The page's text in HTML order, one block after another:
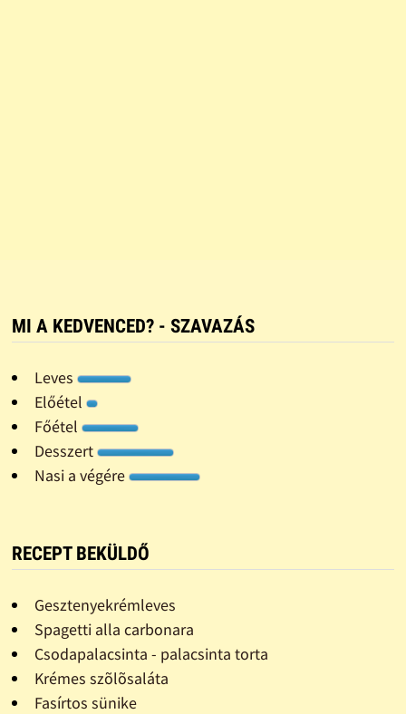
MI A KEDVENCED? - SZAVAZÁS
Leves
Előétel
Főétel
Desszert
Nasi a végére
RECEPT BEKÜLDŐ
Gesztenyekrémleves
Spagetti alla carbonara
Csodapalacsinta - palacsinta torta
Krémes szõlõsaláta
Fasírtos sünike